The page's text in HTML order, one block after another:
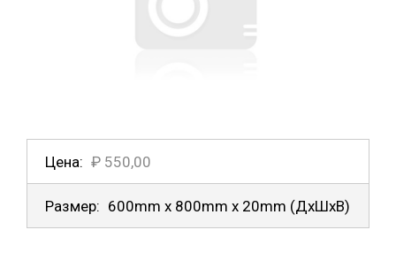
Цена: ₽ 550,00
Размер: 600mm x 800mm x 20mm (ДxШxВ)